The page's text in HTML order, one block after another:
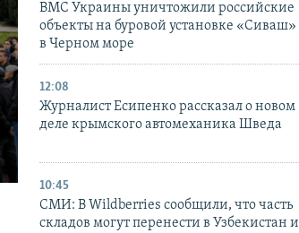
ВМС Украины уничтожили российские
объекты на буровой установке «Сиваш»
в Черном море
12:08
Журналист Есипенко рассказал о новом
деле крымского автомеханика Шведа
10:45
СМИ: В Wildberries сообщили, что часть
складов могут перенести в Узбекистан и